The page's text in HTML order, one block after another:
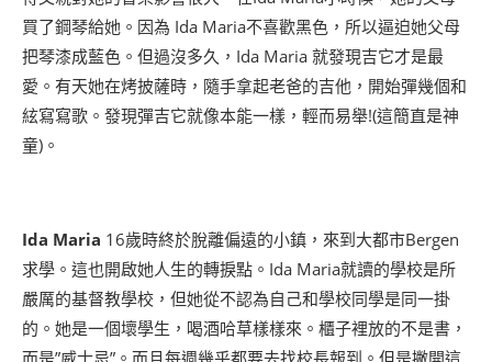
買了鋼琴給她。因為 Ida Maria不喜歡黑色，所以逼迫她父母
把琴漆成藍色。但過沒多久，Ida Maria 就發現吉它才是最
愛。有天她在烤披薩時，隨手拿起老爸的吉他，開始彈幾個和
絃寫寫歌。發現彈吉它就像本能一樣，輕而易舉!(這簡直是神
童)。
Ida Maria 16歲時終於脫離偏遠的小鎮，來到大都市Bergen
求學。這也開啟她人生的轉捩點。Ida Maria就讀的學校是所
嚴厲的基督教學校，但她從不認為自己和學校同學是同一掛
的。她是一個壞學生，喝酒哈草樣樣來。櫃子裡放的不是書，
而是”威士忌”。而且每週幾乎都要去找校長報到。但是撇開這